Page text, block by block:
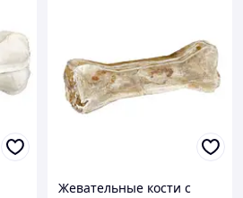
Жевательные кости с